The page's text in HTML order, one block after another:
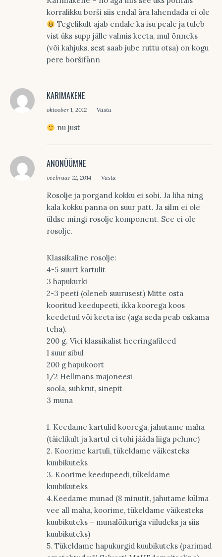
korralikku borši siis endal ära lahendada ei ole
Tegelikult ajab endale ka isu peale ja tuleb
vist üks supp jälle valmis keeta, mul õnneks
(või kahjuks, sest saab jube ruttu otsa) on kogu
pere boršifänn
KARIMAKENE
oktoober 1, 2012 Vasta
nu just
ANONÜÜMNE
veebruar 12, 2014 Vasta
Rosolje ja porgand kokku ei sobi. Ja liha ning
kala kokku panna on suur patt. Ja silm ei ole
üldse mingi rosolje komponent. See ei ole
rosolje.
Klassikaline rosolje:
4-5 suurt kartulit
3 hapukurki
2-3 peeti (oleneb suurusest) Mitte osta
kooritud keedupeeti, ikka koorega koos
keedetud või keeta ise (aga seda peab oskama
teha).
200 g. Vici klassikalist heeringafileed
1 suur sibul
200 g hapukoort
1/2 Hellmans majoneesi
soola, suhkrut, sinepit
3 muna
1. Keedame kartulid koorega, jahutame maha
(täielikult ja kartul ei tohi jääda liiga pehme)
2. Koorime kartuli, tükeldame väikesteks
kuubikuteks
3. Koorime keedupeedi, tükeldame
kuubikuteks
4.Keedame munad (8 minutit, jahutame külma
vee all maha, koorime, tükeldame väikesteks
kuubikuteks – munalõikuriga viiludeks ja siis
kuubikuteks)
5. Tükeldame hapukurgid kuubikuteks (parimad